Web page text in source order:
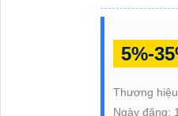
5%-
Thương
Ngày đăng: